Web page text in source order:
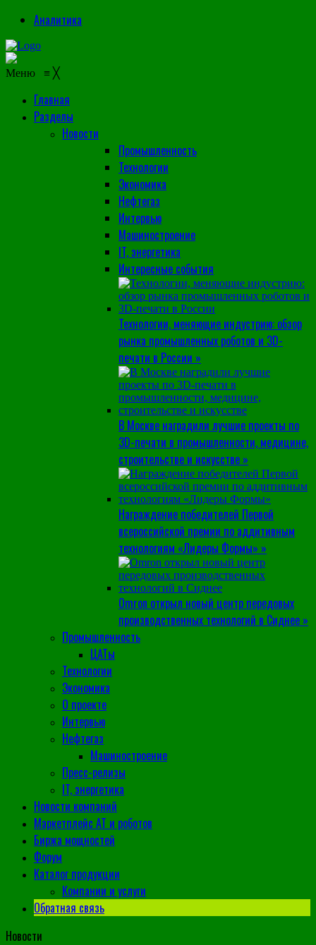
Аналитика
Меню ≡ ╳
Главная
Разделы
Новости
Промышленность
Технологии
Экономика
Нефтегаз
Интервью
Машиностроение
IT, энергетика
Интересные события
Технологии, меняющие индустрию: обзор
рынка промышленных роботов и 3D-
печати в России »
В Москве наградили лучшие проекты по
3D-печати в промышленности, медицине,
строительстве и искусстве »
Награждение победителей Первой
всероссийской премии по аддитивным
технологиям «Лидеры Формы» »
Omron открыл новый центр передовых
производственных технологий в Сиднее »
Промышленность
ЦАТы
Технологии
Экономика
О проекте
Интервью
Нефтегаз
Машиностроение
Пресс-релизы
IT, энергетика
Новости компаний
Маркетплейс АТ и роботов
Биржа мощностей
Форум
Каталог продукции
Компании и услуги
Обратная связь
Новости